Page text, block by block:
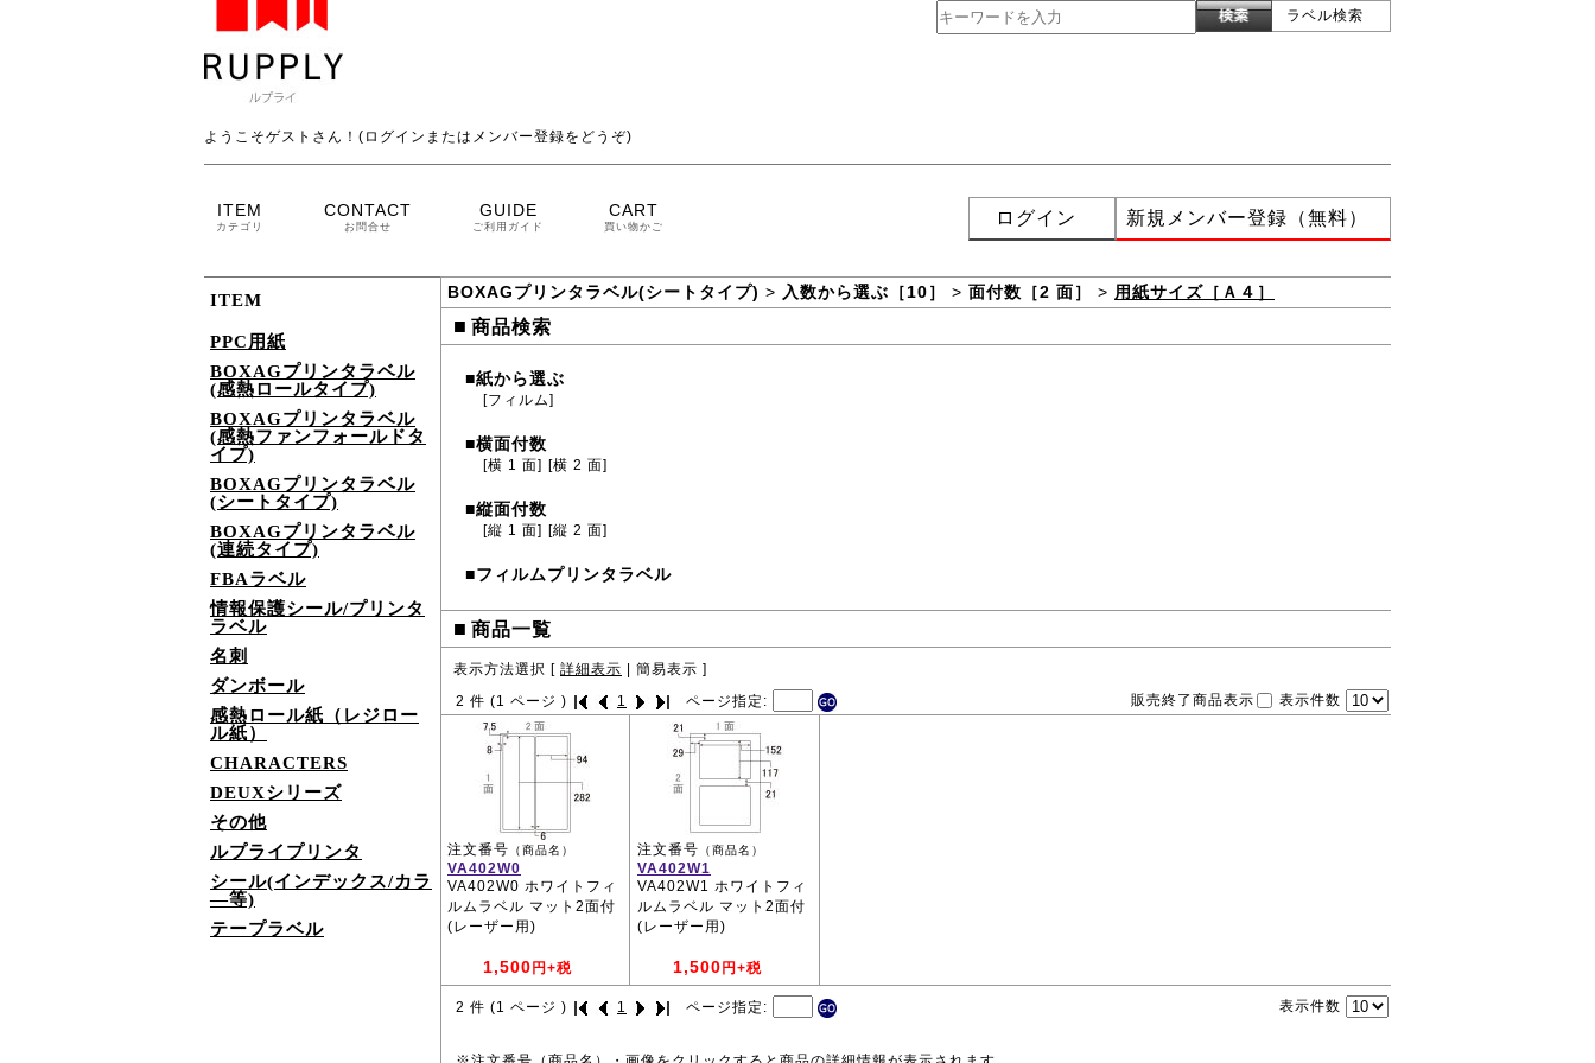
ラベル検索
ようこそゲストさん！(ログインまたはメンバー登録をどうぞ)
ITEM
カテゴリ
CONTACT
お問合せ
GUIDE
ご利用ガイド
CART
買い物かご ログイン 新規メンバー登録（無料）
ITEM
PPC用紙
BOXAGプリンタラベル
(感熱ロールタイプ)
BOXAGプリンタラベル
(感熱ファンフォールドタ
イプ)
BOXAGプリンタラベル
(シートタイプ)
BOXAGプリンタラベル
(連続タイプ)
FBAラベル
情報保護シール/プリンタ
ラベル
名刺
ダンボール
感熱ロール紙（レジロー
ル紙）
CHARACTERS
DEUXシリーズ
その他
ルプライプリンタ
シール(インデックス/カラ
―等)
テープラベル
BOXAGプリンタラベル(シートタイプ) > 入数から選ぶ［10］ > 面付数［2 面］ > 用紙サイズ［Ａ４］
■ 商品検索
■紙から選ぶ
[フィルム]
■横面付数
[横 1 面] [横 2 面]
■縦面付数
[縦 1 面] [縦 2 面]
■フィルムプリンタラベル
■ 商品一覧
表示方法選択 [ 詳細表示 簡易表示 ]
2 件 (1 ページ ) 1 ページ指定: 販売終了商品表示 表示件数
注文番号 （商品名）
VA402W0
VA402W0 ホワイトフィ
ルムラベル マット2面付
(レーザー用)
1,500 円+税
注文番号 （商品名）
VA402W1
VA402W1 ホワイトフィ
ルムラベル マット2面付
(レーザー用)
1,500 円+税
2 件 (1 ページ ) 1 ページ指定: 表示件数